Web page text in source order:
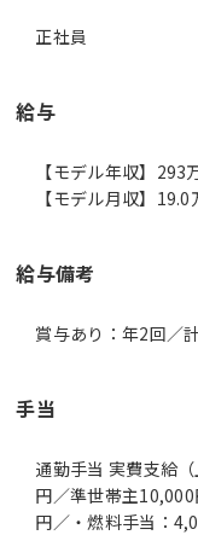
正社員
給与
【モデル年収】293
【モデル月収】
給与備考
賞与あり：年2回／
手当
通勤手当 実費支給
円／準世帯主
円／・燃料手当：